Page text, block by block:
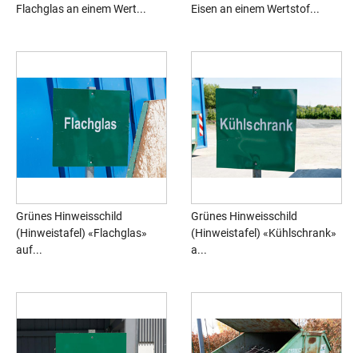
Flachglas an einem Wert...
Eisen an einem Wertstof...
Grünes Hinweisschild
(Hinweistafel) «Flachglas»
auf...
Grünes Hinweisschild
(Hinweistafel) «Kühlschrank»
a...